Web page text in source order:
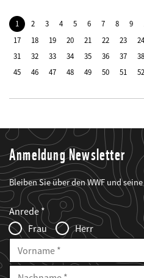
1 2 3 4 5 6 7 8 9
17
18 19 20 21 22 23 24
31
32 33 34 35 36 37 38
45
46 47 48 49 50 51 52
Anmeldung Newsletter
Bleiben Sie über den WWF und
Web2Case
Infofelder
Fieldset
anrede_name
Anrede
Frau
Herr
Vorname